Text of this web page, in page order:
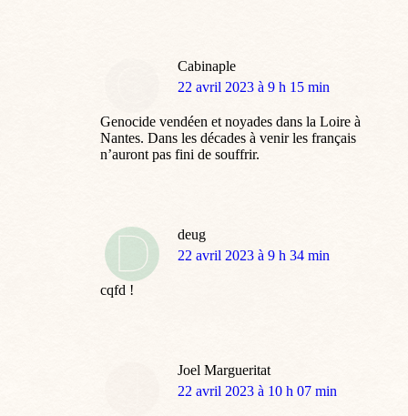
Cabinaple
dit
22 avril 2023 à 9 h 15 min
Genocide vendéen et noyades dans la Loire à
Nantes. Dans les décades à venir les français
n’auront pas fini de souffrir.
deug
dit
22 avril 2023 à 9 h 34 min
cqfd !
Joel Margueritat
dit
22 avril 2023 à 10 h 07 min